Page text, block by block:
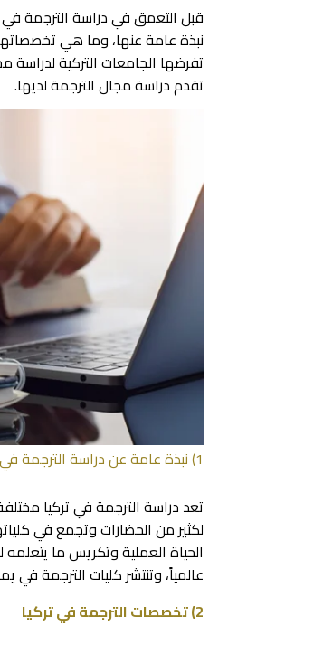
قبل التعمق في دراسة الترجمة في
نبذة عامة عنها، وما هي
تفرضها الجامعات التركية لدراسة
تقدم دراسة مجال الترجمة لديها.
1) نبذة عامة عن دراسة الترجمة في تركيا
تعد دراسة الترجمة في تركيا
لكثير من الحضارات وتجمع في
الحياة العملية وتكريس ما يتعلمه
عالمياً، وتنتشر كليات الترجمة في
2) تخصصات الترجمة في تركيا